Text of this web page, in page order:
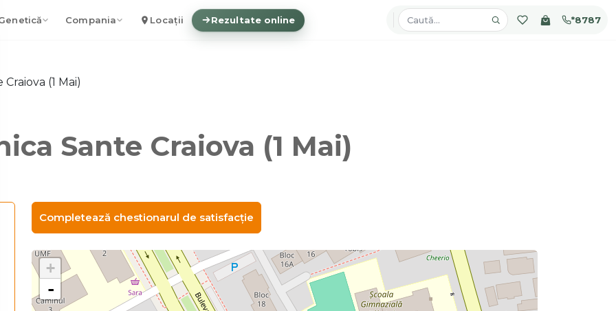
Compania Locații Rezultate online *8787
Craiova (1 Mai)
Sante Craiova (1 Mai)
Completează chestionarul de satisfacție
+
-